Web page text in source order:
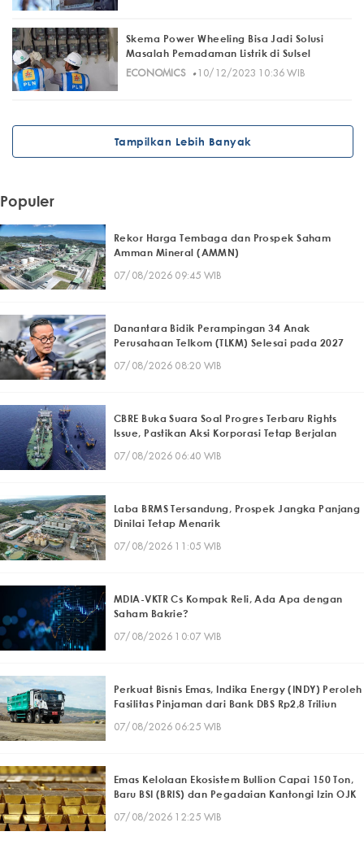
Skema Power Wheeling Bisa Jadi Solusi
Masalah Pemadaman Listrik di Sulsel
ECONOMICS· 10/12/2023 10:36 WIB
Tampilkan Lebih Banyak
Populer
Rekor Harga Tembaga dan Prospek Saham
Amman Mineral (AMMN)
07/08/2026 09:45 WIB
Danantara Bidik Perampingan 34 Anak
Perusahaan Telkom (TLKM) Selesai pada 2027
07/08/2026 08:20 WIB
CBRE Buka Suara Soal Progres Terbaru Rights
Issue, Pastikan Aksi Korporasi Tetap Berjalan
07/08/2026 06:40 WIB
Laba BRMS Tersandung, Prospek Jangka Panjang
Dinilai Tetap Menarik
07/08/2026 11:05 WIB
MDIA-VKTR Cs Kompak Reli, Ada Apa dengan
Saham Bakrie?
07/08/2026 10:07 WIB
Perkuat Bisnis Emas, Indika Energy (INDY) Peroleh
Fasilitas Pinjaman dari Bank DBS Rp2,8 Triliun
07/08/2026 06:25 WIB
Emas Kelolaan Ekosistem Bullion Capai 150 Ton,
Baru BSI (BRIS) dan Pegadaian Kantongi Izin OJK
07/08/2026 12:25 WIB